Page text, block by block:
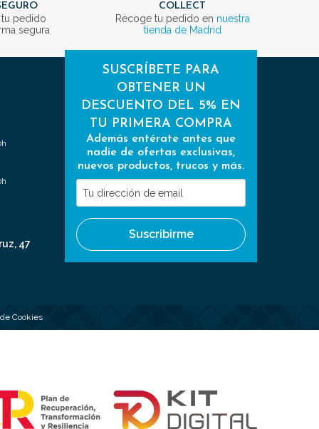
tu pedido
segura
COLLECT
Recoge tu pedido en nuestra
tienda de Madrid
47
SUSCRÍBETE PARA
OBTENER UN
DESCUENTO DEL 5% EN
TU PRIMERA COMPRA
Además entérate antes que
nadie de ofertas exclusivas,
nuevos productos, trucos y más.
Tu
dirección
de
email
Suscribirme
Cookies